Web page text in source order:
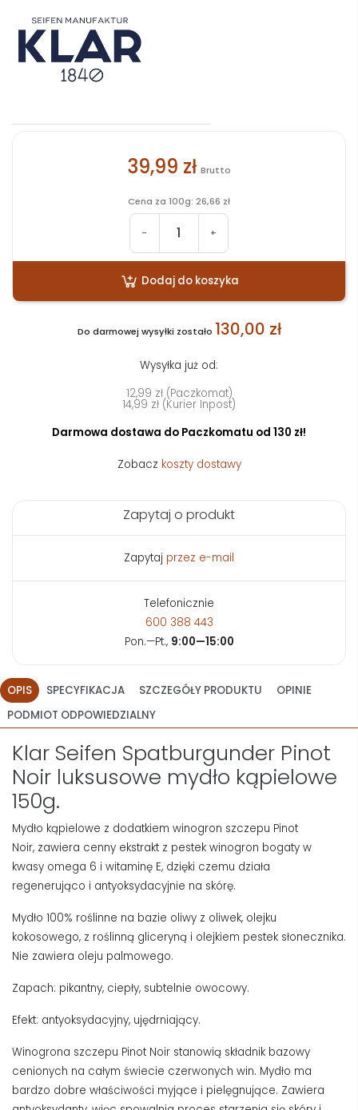
39,99 zł Brutto
Cena za 100g: 26,66 zł
- +
Dodaj do koszyka
Do darmowej wysyłki zostało 130,00 zł
Wysyłka już od:
12,99 zł (Paczkomat)
14,99 zł (Kurier Inpost)
Darmowa dostawa do Paczkomatu od 130 zł!
Zobacz koszty dostawy
Zapytaj o produkt
Zapytaj przez e-mail
Telefonicznie
600 388 443
Pon.—Pt., 9:00—15:00
OPIS SPECYFIKACJA SZCZEGÓŁY PRODUKTU
OPINIE
PODMIOT ODPOWIEDZIALNY
Klar Seifen Spatburgunder Pinot
Noir luksusowe mydło kąpielowe
150g.
Mydło kąpielowe z dodatkiem winogron szczepu Pinot
Noir, zawiera cenny ekstrakt z pestek winogron bogaty w
kwasy omega 6 i witaminę E, dzięki czemu działa
regenerująco i antyoksydacyjnie na skórę.
Mydło 100% roślinne na bazie oliwy z oliwek, olejku
kokosowego, z roślinną gliceryną i olejkiem pestek słonecznika.
Nie zawiera oleju palmowego.
Zapach: pikantny, ciepły, subtelnie owocowy.
Efekt: antyoksydacyjny, ujędrniający.
Winogrona szczepu Pinot Noir stanowią składnik bazowy
cenionych na całym świecie czerwonych win. Mydło ma
bardzo dobre właściwości myjące i pielęgnujące. Zawiera